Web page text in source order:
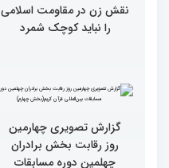
نقش زن در مقاومت اسلامی
را نباید کوچک شمرد